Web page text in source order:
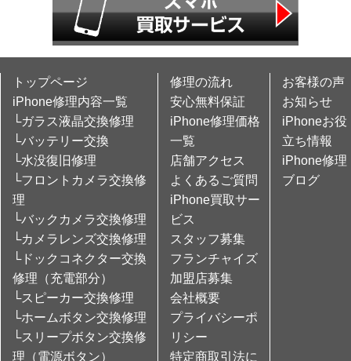
トップページ
iPhone修理内容一覧
└ガラス液晶交換修理
└バッテリー交換
└水没復旧修理
└フロントカメラ交換修
理
└バックカメラ交換修理
└カメラレンズ交換修理
└ドックコネクター交換
修理（充電部分）
└スピーカー交換修理
└ホームボタン交換修理
└スリープボタン交換修
理（電源ボタン）
修理の流れ
安心無料保証
iPhone修理価格
一覧
店舗アクセス
よくあるご質問
iPhone買取サー
ビス
スタッフ募集
フランチャイズ
加盟店募集
会社概要
プライバシーポ
リシー
特定商取引法に
お客様の声
お知らせ
iPhoneお役
立ち情報
iPhone修理
ブログ